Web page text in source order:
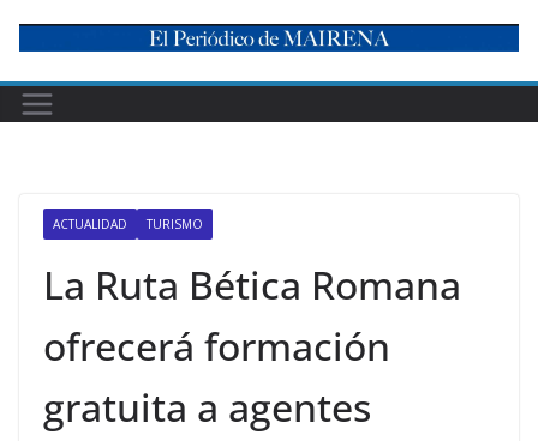
content
ACTUALIDAD TURISMO
La Ruta Bética Romana
ofrecerá formación
gratuita a agentes